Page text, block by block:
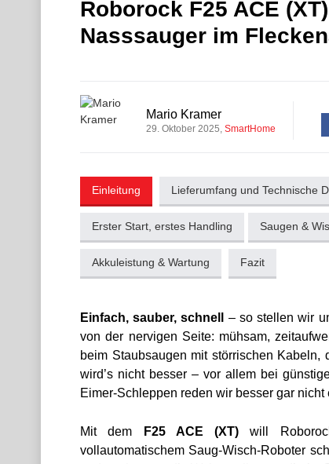
Roborock F25 ACE
Nasssauger im
Mario Kramer
29. Oktober 2025 SmartHome
Einleitung Lieferumfang und Technische
Erster Start, erstes Handling Saugen &
Akkuleistung & Wartung Fazit
Einfach, sauber, schnell
– so stellen wir
von der nervigen Seite: mühsam,
beim Staubsaugen mit störrischen
wird’s nicht besser – vor allem bei
Eimer-Schleppen reden wir besser gar nicht
Mit dem F25 ACE (XT) will
vollautomatischem Saug-Wisch-Roboter